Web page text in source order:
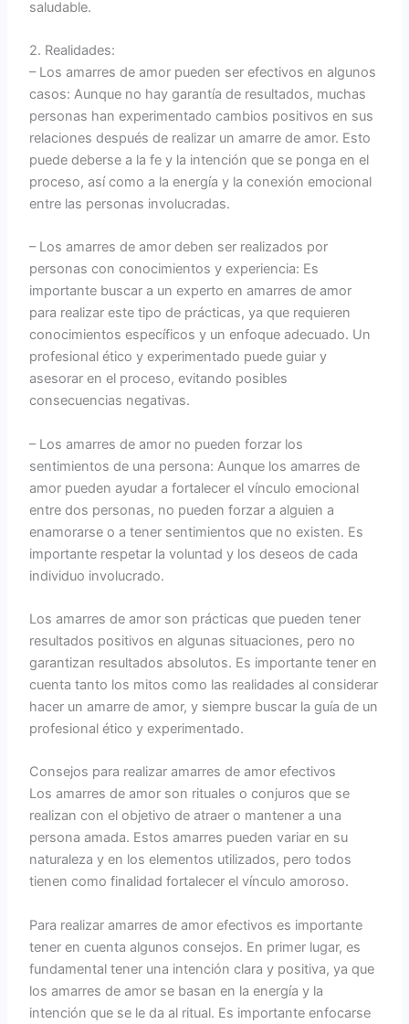
saludable.
2. Realidades:
– Los amarres de amor pueden ser efectivos en algunos
casos: Aunque no hay garantía de resultados, muchas
personas han experimentado cambios positivos en sus
relaciones después de realizar un amarre de amor. Esto
puede deberse a la fe y la intención que se ponga en el
proceso, así como a la energía y la conexión emocional
entre las personas involucradas.
– Los amarres de amor deben ser realizados por
personas con conocimientos y experiencia: Es
importante buscar a un experto en amarres de amor
para realizar este tipo de prácticas, ya que requieren
conocimientos específicos y un enfoque adecuado. Un
profesional ético y experimentado puede guiar y
asesorar en el proceso, evitando posibles
consecuencias negativas.
– Los amarres de amor no pueden forzar los
sentimientos de una persona: Aunque los amarres de
amor pueden ayudar a fortalecer el vínculo emocional
entre dos personas, no pueden forzar a alguien a
enamorarse o a tener sentimientos que no existen. Es
importante respetar la voluntad y los deseos de cada
individuo involucrado.
Los amarres de amor son prácticas que pueden tener
resultados positivos en algunas situaciones, pero no
garantizan resultados absolutos. Es importante tener en
cuenta tanto los mitos como las realidades al considerar
hacer un amarre de amor, y siempre buscar la guía de un
profesional ético y experimentado.
Consejos para realizar amarres de amor efectivos
Los amarres de amor son rituales o conjuros que se
realizan con el objetivo de atraer o mantener a una
persona amada. Estos amarres pueden variar en su
naturaleza y en los elementos utilizados, pero todos
tienen como finalidad fortalecer el vínculo amoroso.
Para realizar amarres de amor efectivos es importante
tener en cuenta algunos consejos. En primer lugar, es
fundamental tener una intención clara y positiva, ya que
los amarres de amor se basan en la energía y la
intención que se le da al ritual. Es importante enfocarse